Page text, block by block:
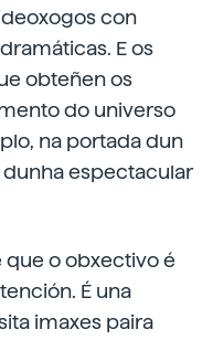
con
E os
obteñen os
do universo
na portada dun
dunha espectacular
que o obxectivo é
É una
imaxes paira